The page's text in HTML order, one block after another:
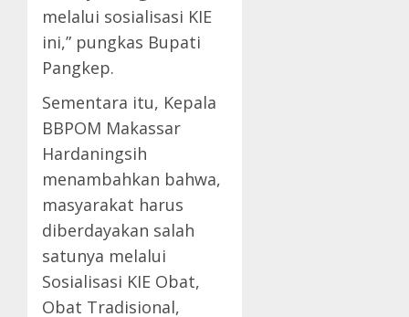
melalui sosialisasi KIE
ini,” pungkas Bupati
Pangkep.
Sementara itu, Kepala
BBPOM Makassar
Hardaningsih
menambahkan bahwa,
masyarakat harus
diberdayakan salah
satunya melalui
Sosialisasi KIE Obat,
Obat Tradisional,